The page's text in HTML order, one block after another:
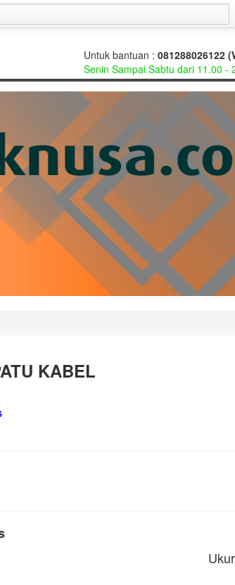
Untuk bantuan : 081288026122
Senin Sampai Sabtu dari 11.00 -
KABEL